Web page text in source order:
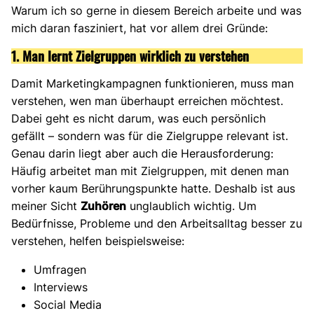
Warum ich so gerne in diesem Bereich arbeite und was
mich daran fasziniert, hat vor allem drei Gründe:
1. Man lernt Zielgruppen wirklich zu verstehen
Damit Marketingkampagnen funktionieren, muss man
verstehen, wen man überhaupt erreichen möchtest.
Dabei geht es nicht darum, was euch persönlich
gefällt – sondern was für die Zielgruppe relevant ist.
Genau darin liegt aber auch die Herausforderung:
Häufig arbeitet man mit Zielgruppen, mit denen man
vorher kaum Berührungspunkte hatte. Deshalb ist aus
meiner Sicht Zuhören unglaublich wichtig. Um
Bedürfnisse, Probleme und den Arbeitsalltag besser zu
verstehen, helfen beispielsweise:
Umfragen
Interviews
Social Media